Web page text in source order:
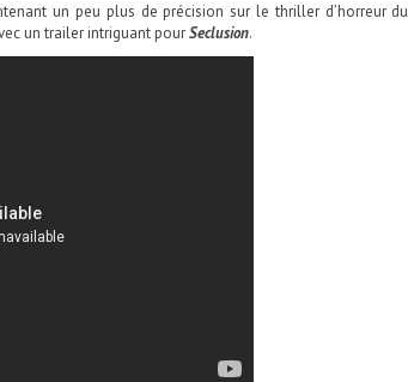
un peu plus de précision sur le thriller d’horreur du
un trailer intriguant pourSeclusion.